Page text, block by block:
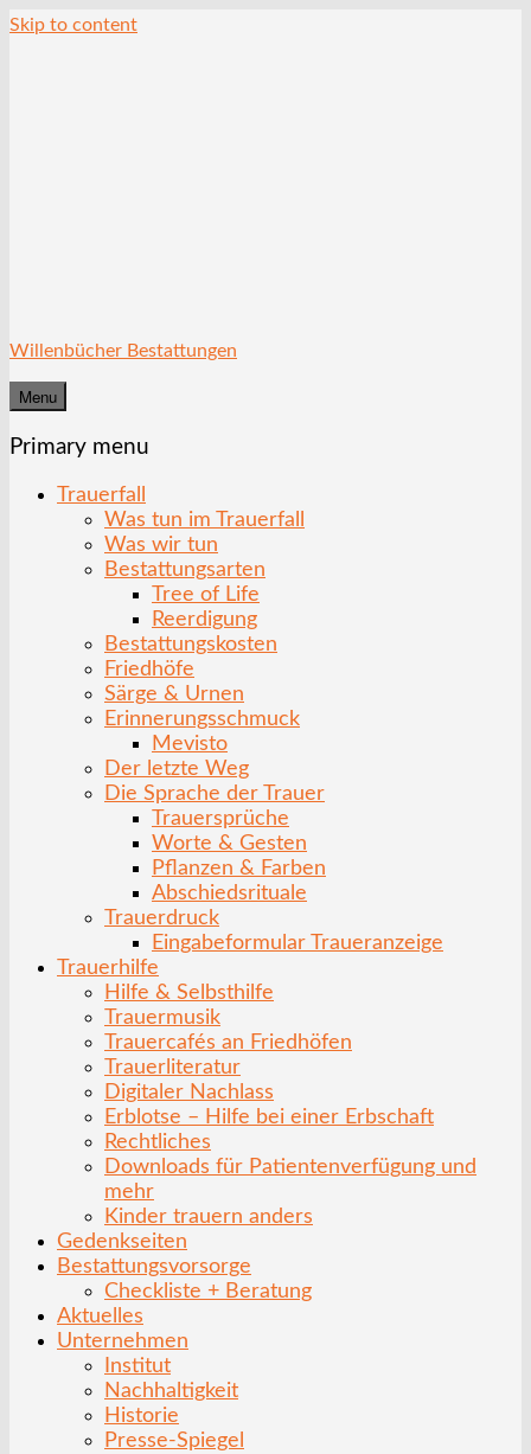
Skip to content
Willenbücher Bestattungen
Menu
Primary menu
Trauerfall
Was tun im Trauerfall
Was wir tun
Bestattungsarten
Tree of Life
Reerdigung
Bestattungskosten
Friedhöfe
Särge & Urnen
Erinnerungsschmuck
Mevisto
Der letzte Weg
Die Sprache der Trauer
Trauersprüche
Worte & Gesten
Pflanzen & Farben
Abschiedsrituale
Trauerdruck
Eingabeformular Traueranzeige
Trauerhilfe
Hilfe & Selbsthilfe
Trauermusik
Trauercafés an Friedhöfen
Trauerliteratur
Digitaler Nachlass
Erblotse – Hilfe bei einer Erbschaft
Rechtliches
Downloads für Patientenverfügung und
mehr
Kinder trauern anders
Gedenkseiten
Bestattungsvorsorge
Checkliste + Beratung
Aktuelles
Unternehmen
Institut
Nachhaltigkeit
Historie
Presse-Spiegel